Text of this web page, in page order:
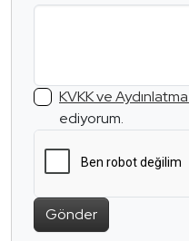
KVKK ve
ediyorum.
Gönder